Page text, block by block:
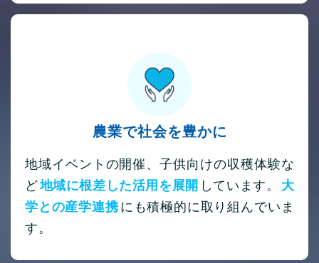
農業で社会を豊かに
地域イベントの開催、子供向けの収穫体験な
ど地域に根差した活用を展開 しています。
大
学との産学連携にも積極的に取り組んでいま
す。